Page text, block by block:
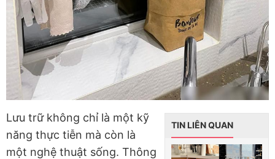
TIN LIÊN QUAN
Lưu trữ không chỉ là một kỹ
năng thực tiễn mà còn là
một nghệ thuật sống. Thông